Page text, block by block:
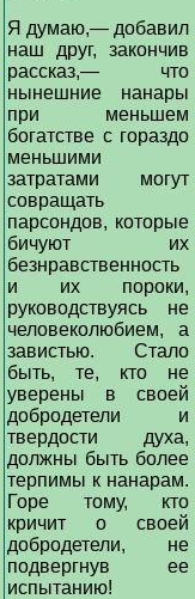
Я думаю,— добавил
наш друг, закончив
рассказ,— что
нынешние нанары
при меньшем
богатстве с гораздо
меньшими
затратами могут
совращать
парсондов, которые
бичуют их
безнравственность
и их пороки,
руководствуясь не
человеколюбием, а
завистью. Стало
быть, те, кто не
уверены в своей
добродетели и
твердости духа,
должны быть более
терпимы к нанарам.
Горе тому, кто
кричит о своей
добродетели, не
подвергнув ее
испытанию!